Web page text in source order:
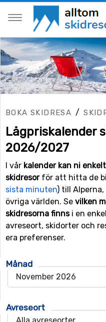
BOKA SKIDRESA /
Lågpriskalender
2026/2027
I vår kalender kan ni
skidresorför att hitta de
sista minuten) till Alperna,
övriga världen. Se vilken
skidresorna finnsi en
avreseort, skidorter och
era preferenser.
Månad
Avreseort